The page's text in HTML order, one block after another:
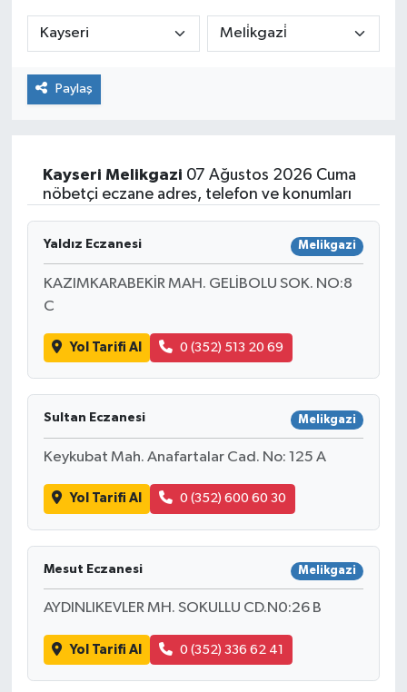
Paylaş
Kayseri Melikgazi 07 Ağustos 2026 Cuma
nöbetçi eczane adres, telefon ve konumları
Yaldız Eczanesi Melikgazi
KAZIMKARABEKİR MAH. GELİBOLU SOK. NO:8
C
Yol Tarifi Al 0 (352) 513 20 69
Sultan Eczanesi Melikgazi
Keykubat Mah. Anafartalar Cad. No: 125 A
Yol Tarifi Al 0 (352) 600 60 30
Mesut Eczanesi Melikgazi
AYDINLIKEVLER MH. SOKULLU CD.N0:26 B
Yol Tarifi Al 0 (352) 336 62 41
ÇEVRE
İLÇELER
KÜLTÜR
TURİZM
MAGAZİN
VEFAT
BİLİM&TEKNOLOJİ
TÜRKİYE
DÜNYA